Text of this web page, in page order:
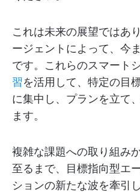
これは未来の展望ではあ
ージェントによって、今
です。これらのスマート
習を活用して、特定の目
に集中し、プランを立て
ます。
複雑な課題への取り組み
至るまで、目標指向型エ
ションの新たな波を牽引